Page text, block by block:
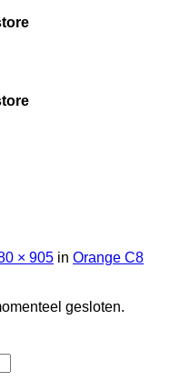
× 905 in Orange C8
gesloten.